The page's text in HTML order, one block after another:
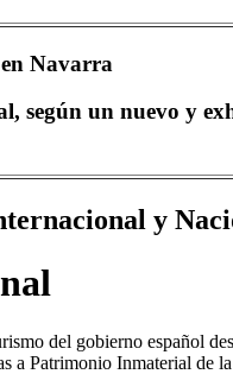
Navarra
según un nuevo y
y
del gobierno español
a Patrimonio Inmaterial de